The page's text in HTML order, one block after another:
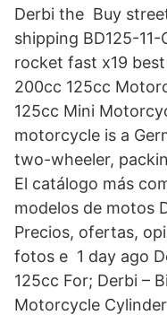
Derbi the Buy
shipping BD125-
rocket fast x19
200cc 125cc
125cc Mini
motorcycle is a
two-wheeler,
El catálogo más
modelos de motos
Precios, ofertas,
fotos e 1 day ago
125cc For; Derbi –
Motorcycle